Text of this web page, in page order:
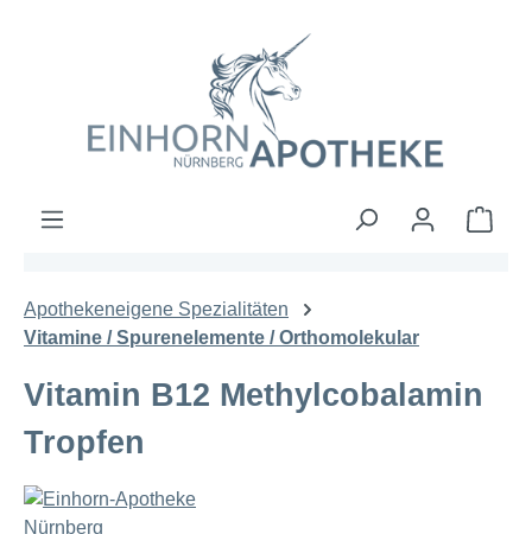
Apothekeneigene Spezialitäten
Vitamine / Spurenelemente / Orthomolekular
Vitamin B12 Methylcobalamin
Tropfen